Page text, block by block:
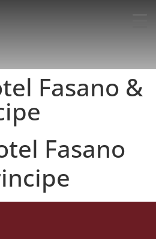
Fasano &
Fasano